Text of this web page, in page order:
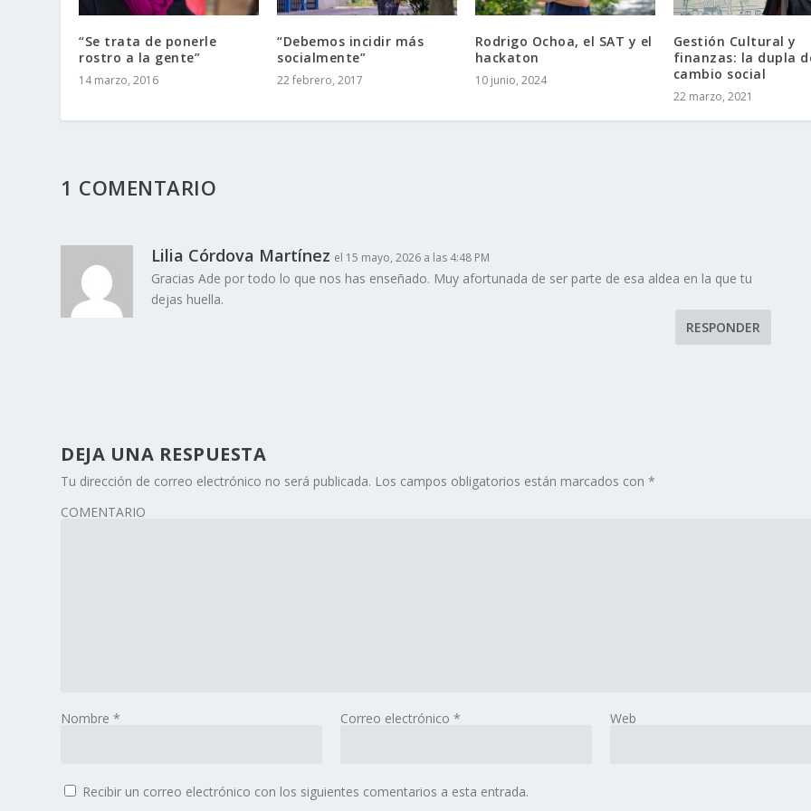
“Se trata de ponerle
rostro a la gente”
14 marzo, 2016
“Debemos incidir más
socialmente”
22 febrero, 2017
Rodrigo Ochoa, el SAT y el
hackaton
10 junio, 2024
Gestión Cultural y
finanzas: la dupla
cambio social
22 marzo, 2021
1 COMENTARIO
Lilia Córdova Martínez el 15 mayo, 2026 a las 4:48 PM
Gracias Ade por todo lo que nos has enseñado. Muy afortunada de ser parte de esa aldea en la que tu
dejas huella.
RESPONDER
DEJA UNA RESPUESTA
Tu dirección de correo electrónico no será publicada. Los campos obligatorios están marcados con*
COMENTARIO
Nombre* Correo electrónico * Web
Recibir un correo electrónico con los siguientes comentarios a esta entrada.